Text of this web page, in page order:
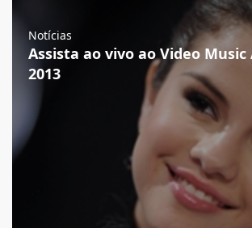
Notícias
Assista ao vivo ao Video Music
2013